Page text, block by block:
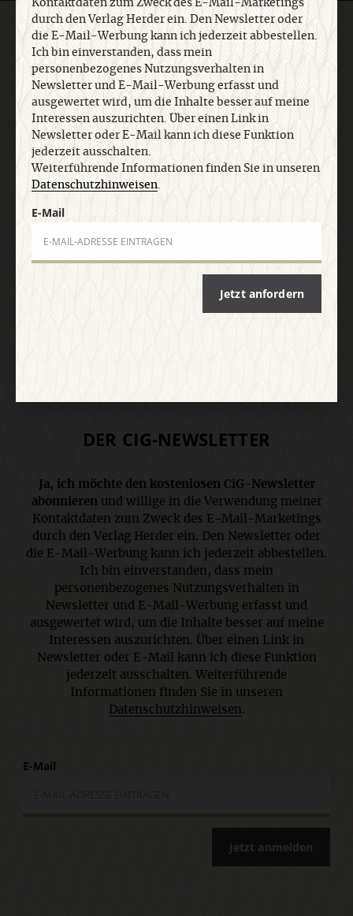
KATEGORIEN: CIG online CIG Ausgaben
SERVICES: Autorinnen und Autoren
Redaktion
Unsere Philosophie
ANGEBOTE: Blogs Schlagwörter
VERLAG:
Media Sales CHRIST IN DER GEGENWART
Religion & Spiritualität
Herder Korrespondenz
Stimmen der Zeit
Lebensspuren
Bibel lesen
kundenservice@herder.de
Abo online kündigen
DER CIG-NEWSLETTER
Ja, ich möchte den kostenlosen CiG-Newsletter
abonnierenund willige in die Verwendung meiner
Kontaktdaten zum Zweck des E-Mail-Marketings
durch den Verlag Herder ein. Den Newsletter oder
die E-Mail-Werbung kann ich jederzeit abbestellen.
Ich bin einverstanden, dass mein
personenbezogenes Nutzungsverhalten in
Newsletter und E-Mail-Werbung erfasst und
ausgewertet wird, um die Inhalte besser auf meine
Interessen auszurichten. Über einen Link in
Newsletter oder E-Mail kann ich diese Funktion
jederzeit ausschalten. Weiterführende
Informationen finden Sie in unseren
Datenschutzhinweisen.
E-Mail
Jetzt anmelden
Kontaktdaten zum Zweck des E-Mail-Marketings
durch den Verlag Herder ein. Den Newsletter oder
die E-Mail-Werbung kann ich jederzeit abbestellen.
Ich bin einverstanden, dass mein
personenbezogenes Nutzungsverhalten in
Newsletter und E-Mail-Werbung erfasst und
ausgewertet wird, um die Inhalte besser auf meine
Interessen auszurichten. Über einen Link in
Newsletter oder E-Mail kann ich diese Funktion
jederzeit ausschalten.
Weiterführende Informationen finden Sie in unseren
Datenschutzhinweisen.
E-Mail
Jetzt anfordern